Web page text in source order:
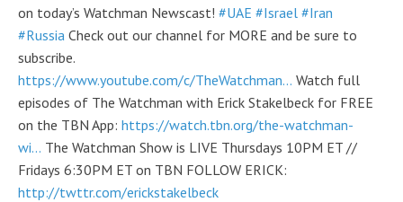
on today’s Watchman Newscast! #UAE #Israel #Iran
#Russia Check out our channel for MORE and be sure to
subscribe.
https://www.youtube.com/c/TheWatchman... Watch full
episodes of The Watchman with Erick Stakelbeck for FREE
on the TBN App: https://watch.tbn.org/the-watchman-
wi... The Watchman Show is LIVE Thursdays 10PM ET //
Fridays 6:30PM ET on TBN FOLLOW ERICK:
http://twttr.com/erickstakelbeck